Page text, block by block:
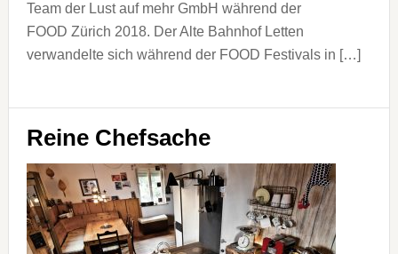
Team der Lust auf mehr GmbH während der
FOOD Zürich 2018. Der Alte Bahnhof Letten
verwandelte sich während der FOOD Festivals in […]
Reine Chefsache